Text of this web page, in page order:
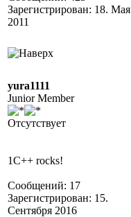
Зарегистрирован: 18. Мая
2011
yura1111
Junior Member
Отсутствует
1C++ rocks!
Сообщений: 17
Зарегистрирован: 15.
Сентября 2016